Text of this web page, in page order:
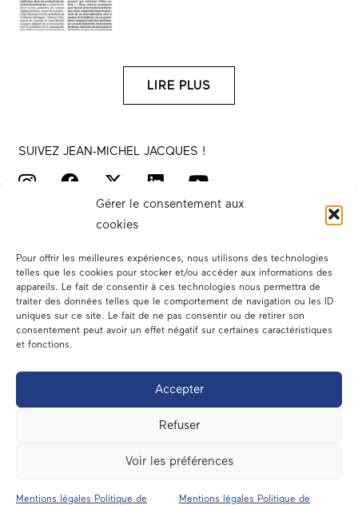
Gérer le consentement aux
cookies
Pour offrir les meilleures expériences, nous utilisons des technologies
telles que les cookies pour stocker et/ou accéder aux informations des
appareils. Le fait de consentir à ces technologies nous permettra de
traiter des données telles que le comportement de navigation ou les ID
uniques sur ce site. Le fait de ne pas consentir ou de retirer son
consentement peut avoir un effet négatif sur certaines caractéristiques
et fonctions.
Accepter
Refuser
Voir les préférences
Mentions légales Politique de Mentions légales Politique de
LIRE PLUS
SUIVEZ JEAN-MICHEL JACQUES !
Votre député
Dans les médias
En circonscription
A l’assemblée
Contact